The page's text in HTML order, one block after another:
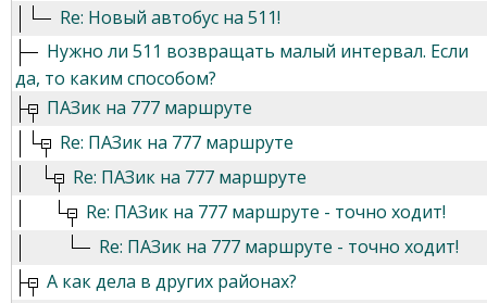
Re: Новый автобус на 511!
Нужно ли 511 возвращать малый интервал. Если
да, то каким способом?
ПАЗик на 777 маршруте
Re: ПАЗик на 777 маршруте
Re: ПАЗик на 777 маршруте
Re: ПАЗик на 777 маршруте - точно ходит!
Re: ПАЗик на 777 маршруте - точно ходит!
А как дела в других районах?